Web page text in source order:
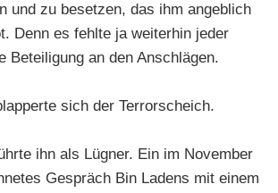
und zu besetzen, das ihm angeblich
Denn es fehlte ja weiterhin jeder
Beteiligung an den Anschlägen.
sich der Terrorscheich.
ihn als Lügner. Ein im November
Gespräch Bin Ladens mit einem